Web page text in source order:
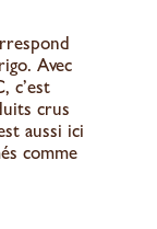
Avec
c’est
crus
aussi ici
comme